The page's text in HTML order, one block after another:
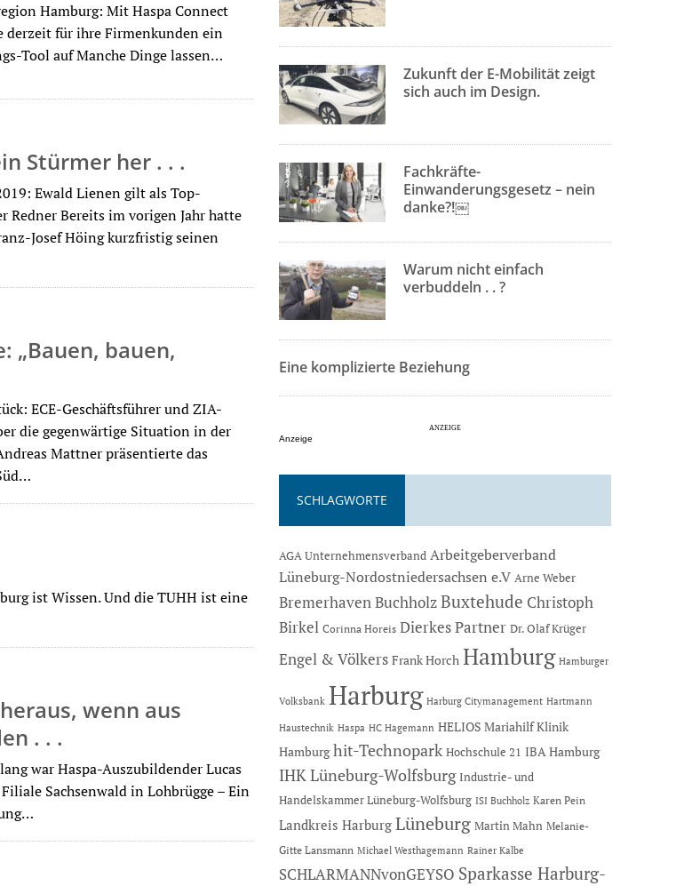
Hamburg: Mit Haspa Connect
derzeit für ihre Firmenkunden ein
Tool auf Manche Dinge lassen…
Stürmer her . . .
Ewald Lienen gilt als Top-
Bereits im vorigen Jahr hatte
Josef Höing kurzfristig seinen
„Bauen, bauen,
ECE-Geschäfts­führer und ZIA-
die gegenwärtige Situation in der
Mattner präsentierte das
ist Wissen. Und die TUHH ist eine
wenn aus
. . .
war Haspa-Auszubildender Lucas
Sachsenwald in Lohbrügge – Ein
Zukunft der E-Mobilität zeigt
sich auch im Design.
Fachkräfte-
Einwanderungsgesetz – nein
danke?!￼
Warum nicht einfach
verbuddeln . . ?
Eine komplizierte Beziehung
Anzeige
SCHLAGWORTE
AGA Unternehmensverband Arbeitgeberverband
Lüneburg-Nordostniedersachsen e.V Arne Weber
BremerhavenBuchholzBuxtehude Christoph
Birkel Corinna Horeis Dierkes Partner Dr. Olaf Krüger
Engel & Völkers Frank Horch Hamburg Hamburger
Volksbank Harburg Harburg Citymanagement Hartmann
Haustechnik Haspa HC Hagemann HELIOS Mariahilf Klinik
Hamburg hit-Technopark Hochschule 21 IBA Hamburg
IHK Lüneburg-Wolfsburg Industrie- und
Handelskammer Lüneburg-Wolfsburg ISI Buchholz Karen Pein
Landkreis Harburg Lüneburg Martin Mahn Melanie-
Gitte Lansmann Michael Westhagemann Rainer Kalbe
SCHLARMANNvonGEYSO Sparkasse Harburg-